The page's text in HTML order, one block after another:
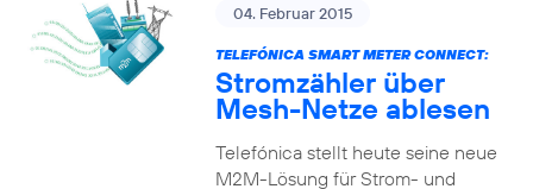
04. Februar 2015
TELEFÓNICA SMART METER CONNECT:
Stromzähler über
Mesh-Netze ablesen
Telefónica stellt heute seine neue
M2M-Lösung für Strom- und